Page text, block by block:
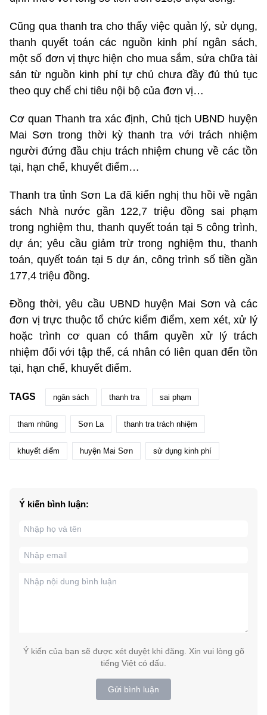
Cũng qua thanh tra cho thấy việc quản lý, sử dụng,
thanh quyết toán các nguồn kinh phí ngân sách,
một số đơn vị thực hiện cho mua sắm, sửa chữa tài
sản từ nguồn kinh phí tự chủ chưa đầy đủ thủ tục
theo quy chế chi tiêu nội bộ của đơn vị…
Cơ quan Thanh tra xác định, Chủ tịch UBND huyện
Mai Sơn trong thời kỳ thanh tra với trách nhiệm
người đứng đầu chịu trách nhiệm chung về các tồn
tại, hạn chế, khuyết điểm…
Thanh tra tỉnh Sơn La đã kiến nghị thu hồi về ngân
sách Nhà nước gần 122,7 triệu đồng sai phạm
trong nghiệm thu, thanh quyết toán tại 5 công trình,
dự án; yêu cầu giảm trừ trong nghiệm thu, thanh
toán, quyết toán tại 5 dự án, công trình số tiền gần
177,4 triệu đồng.
Đồng thời, yêu cầu UBND huyện Mai Sơn và các
đơn vị trực thuộc tổ chức kiểm điểm, xem xét, xử lý
hoặc trình cơ quan có thẩm quyền xử lý trách
nhiệm đối với tập thể, cá nhân có liên quan đến tồn
tại, hạn chế, khuyết điểm.
TAGS ngân sách thanh tra sai phạm
tham nhũng Sơn La thanh tra trách nhiệm
khuyết điểm huyện Mai Sơn sử dụng kinh phí
Ý kiến bình luận:
Ý kiến của bạn sẽ được xét duyệt khi đăng. Xin vui lòng gõ
tiếng Việt có dấu.
Gửi bình luận